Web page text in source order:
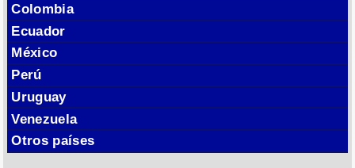
Colombia
Ecuador
México
Perú
Uruguay
Venezuela
Otros países